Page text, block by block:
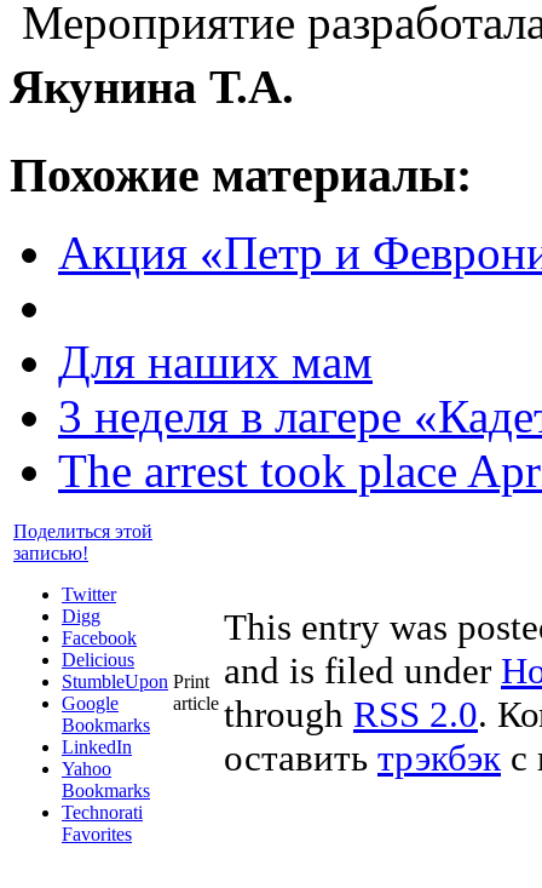
Мероприятие
Якунина Т.А.
Похожие материалы:
Акция «Петр и
Для наших мам
3 неделя в лагере
The arrest took place
Поделиться этой
записью!
Twitter
Digg
Facebook
Delicious
StumbleUpon
Google
Bookmarks
LinkedIn
Yahoo
Bookmarks
Technorati
Favorites
Print
article
This entry was
and is filed under
through RSS 2.0.
оставить трэкбэк с